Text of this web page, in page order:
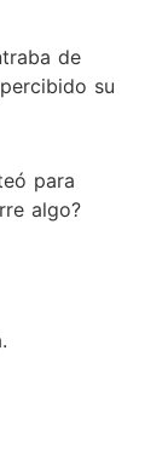
de
su
para
algo?